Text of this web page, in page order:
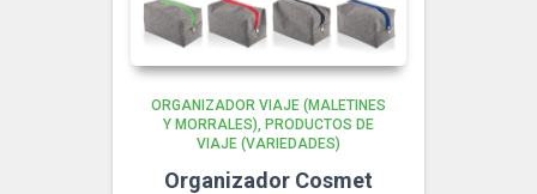
ORGANIZADOR VIAJE (MALETINES
Y MORRALES)
PRODUCTOS DE
VIAJE (VARIEDADES)
Organizador Cosmet